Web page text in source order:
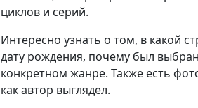
циклов и серий.
Интересно узнать о том, в какой
дату рождения, почему был
конкретном жанре. Также есть
как автор выглядел.